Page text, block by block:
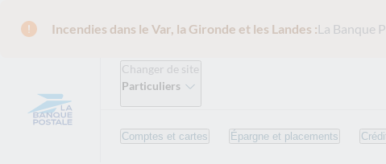
Incendies dans le Var, la Gironde et les Landes :La Banque
Changer de site
Particuliers
Comptes et cartes Épargne et placements